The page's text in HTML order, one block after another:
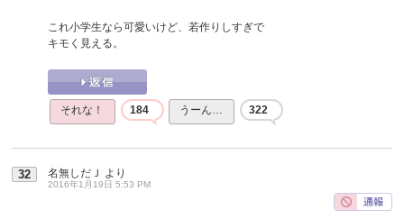
これ小学生なら可愛いけど、若作りしすぎで
キモく見える。
それな！ 184 うーん… 322
32 名無しだＪ より
2016年1月19日 5:53 PM